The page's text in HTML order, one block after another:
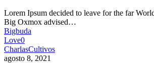
Lorem Ipsum decided to leave for the far
Big Oxmox advised…
Bigbuda
Love0
CharlasCultivos
agosto 8, 2021